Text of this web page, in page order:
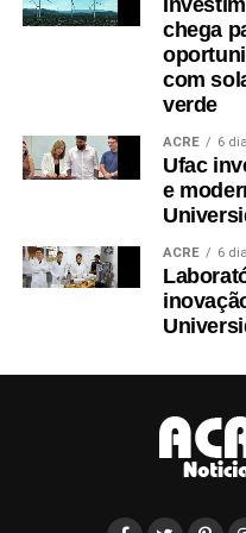
representando a Seme,
Em Sena Madureira,
representante do CA Josué
o prefeito Gerlen Diniz (PP);
Municipal, Alciléia Maia.
chega
com
verde
ACRE 6
Ufac
e
ACRE 6